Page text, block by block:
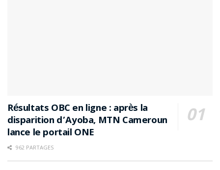
Résultats OBC en ligne : après la
disparition d’Ayoba, MTN Cameroun
lance le portail ONE
962 PARTAGES